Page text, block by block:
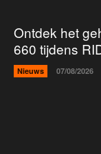
Ontdek het
660 tijdens
Nieuws 07/08/2026